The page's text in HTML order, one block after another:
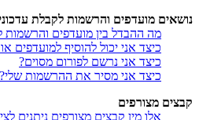
נושאים מועדפים והרשמות לקבלת
מה ההבדל בין מועדפים והרשמות
כיצד אני יכול להוסיף למועדפים
כיצד אני נרשם לפורום מסוים?
כיצד אני מסיר את ההרשמות שלי?
קבצים מצורפים
אלו מין קבצים מצורפים ניתנים